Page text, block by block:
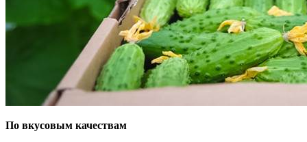
По вкусовым качествам